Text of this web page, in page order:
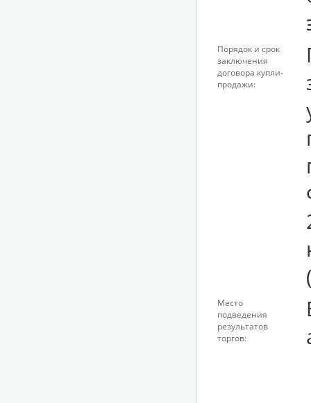
Порядок и срок
заключения
договора купли-
продажи:
Место
подведения
результатов
торгов: